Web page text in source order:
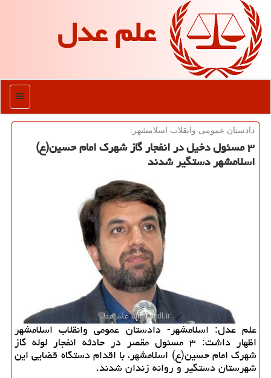
علم عدل
منو
دادستان عمومی وانقلاب اسلامشهر:
۳ مسئول دخیل در انفجار گاز شهرك امام حسین(ع)
اسلامشهر دستگیر شدند
علم عدل: اسلامشهر- دادستان عمومی وانقلاب اسلامشهر
اظهار داشت: ۳ مسئول مقصر در حادثه انفجار لوله گاز
شهرك امام حسین(ع) اسلامشهر، با اقدام دستگاه قضایی این
شهرستان دستگیر و روانه زندان شدند.